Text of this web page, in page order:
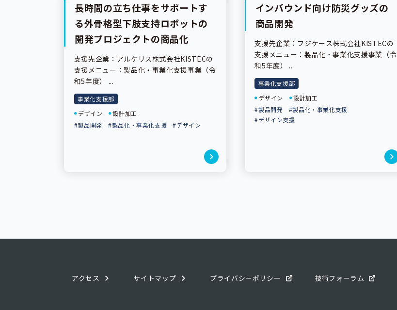
事業紹介
長時間の立ち仕事をサポートす
る外骨格型下肢支持ロボットの
開発プロジェクトの商品化
支援先企業：アルケリス株式会社KISTECの
支援メニュー：製品化・事業化支援事業（令
和5年度） ...
事業化支援部
デザイン
設計加工
#製品開発
#製品化・事業化支援 #デザイン
事業紹介
インバウンド向け防災グッズの
商品開発
支援先企業：フジケース株式会社KISTECの
支援メニュー：製品化・事業化支援事業（令
和5年度） ...
事業化支援部
デザイン
設計加工
#製品開発
#製品化・事業化支援
#デザイン支援
アクセス サイトマップ プライバシーポリシー 技術フォーラム